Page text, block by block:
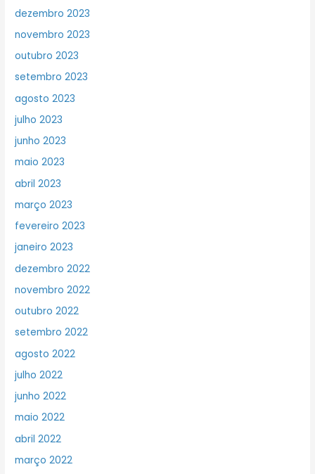
dezembro 2023
novembro 2023
outubro 2023
setembro 2023
agosto 2023
julho 2023
junho 2023
maio 2023
abril 2023
março 2023
fevereiro 2023
janeiro 2023
dezembro 2022
novembro 2022
outubro 2022
setembro 2022
agosto 2022
julho 2022
junho 2022
maio 2022
abril 2022
março 2022